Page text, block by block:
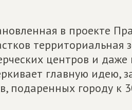
в проекте
территориальная
центров и
главную идею,
подаренных городу к